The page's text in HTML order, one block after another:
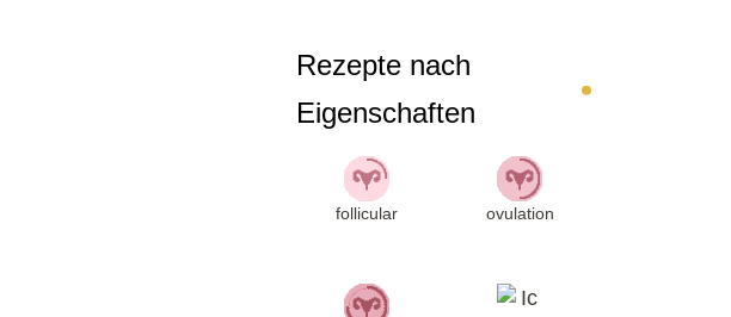
Rezepte nach
Eigenschaften
follicular ovulation